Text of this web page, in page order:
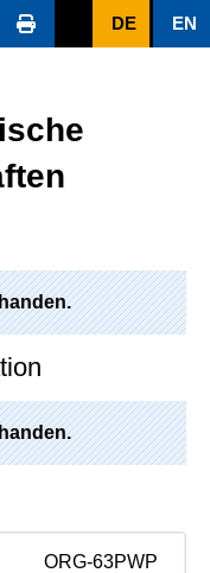
DE EN
ORG-63PWP